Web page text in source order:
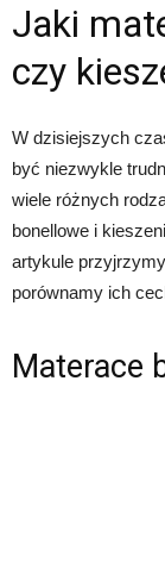
Jaki
czy
W dzisiejszych
być niezwykle
wiele różnych
bonellowe i
artykule
porównamy ich
Materace